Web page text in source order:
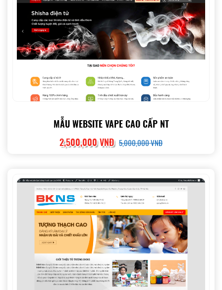
MẪU WEBSITE VAPE CAO CẤP NT
2,500,000 VNĐ 5,000,000 VNĐ